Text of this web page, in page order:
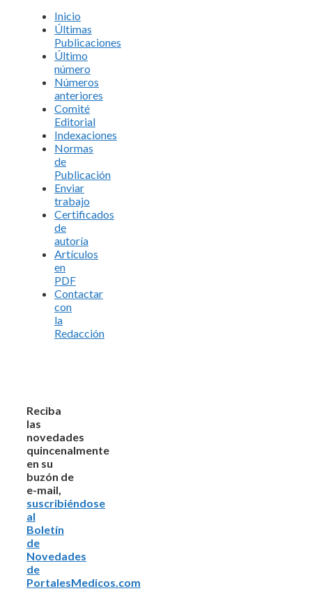
Inicio
Últimas
Publicaciones
Último
número
Números
anteriores
Comité
Editorial
Indexaciones
Normas
de
Publicación
Enviar
trabajo
Certificados
de
autoría
Artículos
en
PDF
Contactar
con
la
Redacción
Reciba
las
novedades
quincenalmente
en su
buzón de
e-mail,
suscribiéndose
al
Boletín
de
Novedades
de
PortalesMedicos.com